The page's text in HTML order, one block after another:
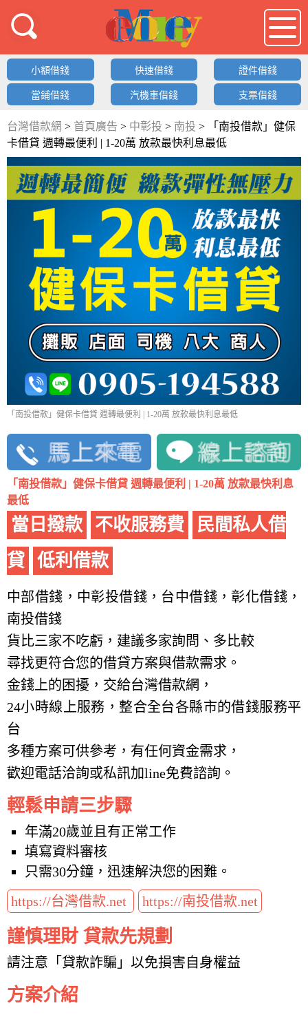
借錢LOGO
小額借錢 快速借錢 證件借錢
當鋪借錢 汽機車借錢 支票借錢
台灣借款網 > 首頁廣告 > 中彰投 > 南投 >
「南投借款」健保
卡借貸 週轉最便利 | 1-20萬 放款最快利息最低
「南投借款」健保卡借貸 週轉最便利 | 1-20萬 放款最快利息最低
「南投借款」健保卡借貸 週轉最便利 | 1-20萬 放款最快利息
最低
當日撥款 不收服務費
民間私人借
貸
低利借款
中部借錢，中彰投借錢，台中借錢，彰化借錢，
南投借錢
貨比三家不吃虧，建議多家詢問、多比較
尋找更符合您的借貸方案與借款需求。
金錢上的困擾，交給台灣借款網，
24小時線上服務，整合全台各縣市的借錢服務平
台
多種方案可供參考，有任何資金需求，
歡迎電話洽詢或私訊加line免費諮詢。
輕鬆申請三步驟
年滿20歲並且有正常工作
填寫資料審核
只需30分鐘，迅速解決您的困難。
https://台灣借款.net
https://南投借款.net
謹慎理財 貸款先規劃
請注意「貸款詐騙」以免損害自身權益
方案介紹